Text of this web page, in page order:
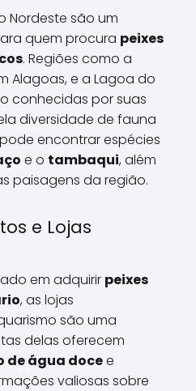
Nordeste são um
quem procura peixes
. Regiões como a
Alagoas, e a Lagoa do
conhecidas por suas
diversidade de fauna
encontrar espécies
e o tambaqui, além
paisagens da região.
e Lojas
em adquirir peixes
, as lojas
são uma
delas oferecem
de água docee
valiosas sobre